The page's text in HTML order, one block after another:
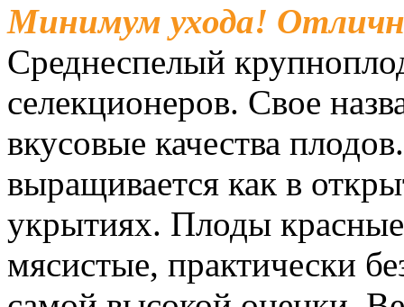
Минимум ухода!
Среднеспелый
селекционеров. Свое
вкусовые качества
выращивается как в
укрытиях. Плоды
мясистые, практически